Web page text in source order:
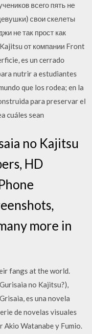
всего пять не
свои скелеты
не так прост как
от компании Front
es un cerrado
nutrir a estudiantes
que los rodea; en la
para preservar el
cuáles sean
no Kajitsu
HD
more in
fangs at the world.
no Kajitsu?),
es una novela
de novelas visuales
Akio Watanabe y Fumio.